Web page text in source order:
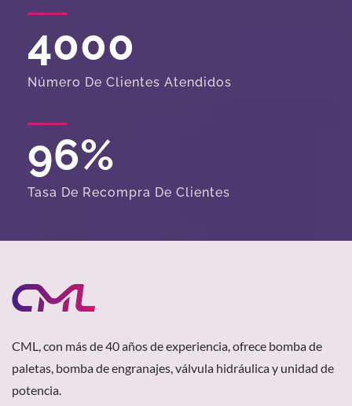
4000
Número De Clientes Atendidos
96%
Tasa De Recompra De Clientes
CML, con más de 40 años de experiencia, ofrece bomba de
paletas, bomba de engranajes, válvula hidráulica y unidad de
potencia.